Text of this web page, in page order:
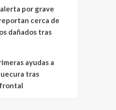
por grave
cerca de
dañados tras
ayudas a
tras